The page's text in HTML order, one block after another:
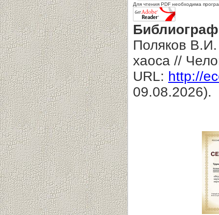
Для чтения PDF необходима
Поляков
хаоса //
URL: http://
09.08.2026).